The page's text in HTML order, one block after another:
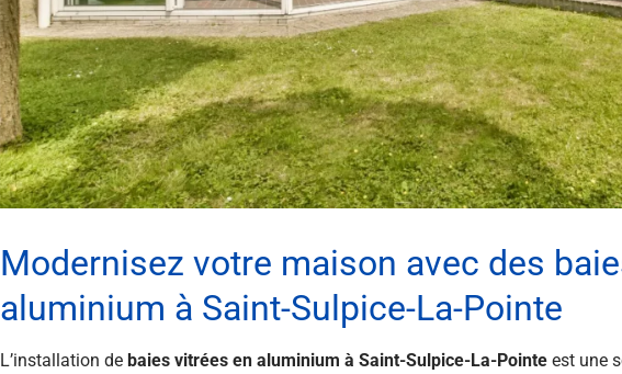
Modernisez votre maison avec des
aluminium à Saint-Sulpice-La-Pointe
L’installation de baies vitrées en aluminium à Saint-Sulpice-La-Pointeest une